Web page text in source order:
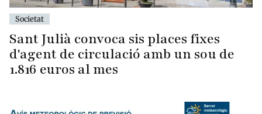
Societat
Sant Julià convoca sis places fixes
d'agent de circulació amb un sou de
1.816 euros al mes